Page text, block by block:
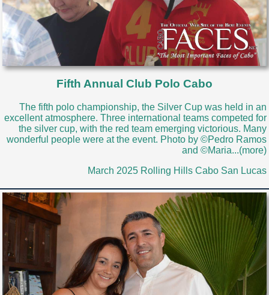
Fifth Annual Club Polo Cabo
The fifth polo championship, the Silver Cup was held in an
excellent atmosphere. Three international teams competed for
the silver cup, with the red team emerging victorious. Many
wonderful people were at the event. Photo by ©Pedro Ramos
and ©Maria...(more)
March 2025 Rolling Hills Cabo San Lucas